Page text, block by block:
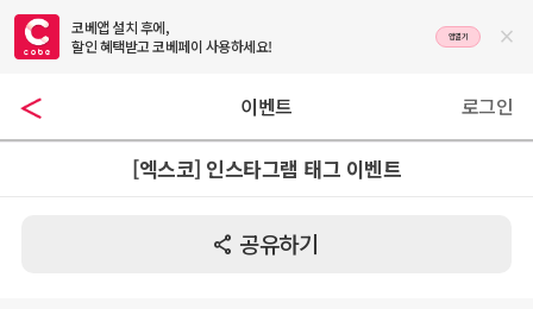
코베앱 설치 후에,
할인 혜택받고 코베페이 사용하세요!
앱열기 
이벤트 로그인
[엑스코] 인스타그램 태그 이벤트
 공유하기